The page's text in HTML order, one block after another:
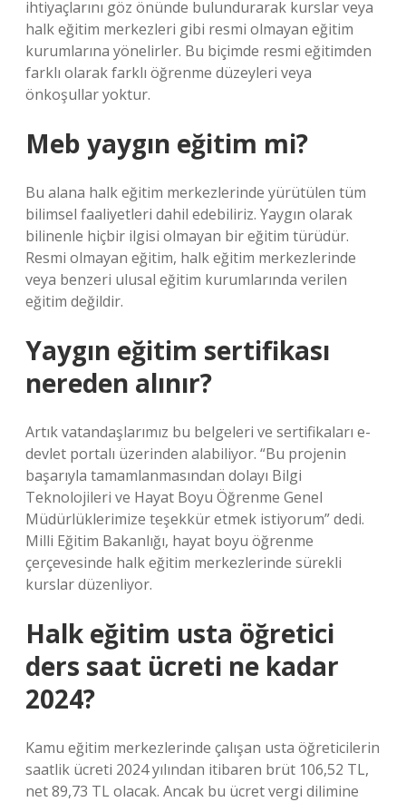
ihtiyaçlarını göz önünde bulundurarak kurslar veya
halk eğitim merkezleri gibi resmi olmayan eğitim
kurumlarına yönelirler. Bu biçimde resmi eğitimden
farklı olarak farklı öğrenme düzeyleri veya
önkoşullar yoktur.
Meb yaygın eğitim mi?
Bu alana halk eğitim merkezlerinde yürütülen tüm
bilimsel faaliyetleri dahil edebiliriz. Yaygın olarak
bilinenle hiçbir ilgisi olmayan bir eğitim türüdür.
Resmi olmayan eğitim, halk eğitim merkezlerinde
veya benzeri ulusal eğitim kurumlarında verilen
eğitim değildir.
Yaygın eğitim sertifikası
nereden alınır?
Artık vatandaşlarımız bu belgeleri ve sertifikaları e-
devlet portalı üzerinden alabiliyor. “Bu projenin
başarıyla tamamlanmasından dolayı Bilgi
Teknolojileri ve Hayat Boyu Öğrenme Genel
Müdürlüklerimize teşekkür etmek istiyorum” dedi.
Milli Eğitim Bakanlığı, hayat boyu öğrenme
çerçevesinde halk eğitim merkezlerinde sürekli
kurslar düzenliyor.
Halk eğitim usta öğretici
ders saat ücreti ne kadar
2024?
Kamu eğitim merkezlerinde çalışan usta öğreticilerin
saatlik ücreti 2024 yılından itibaren brüt 106,52 TL,
net 89,73 TL olacak. Ancak bu ücret vergi dilimine